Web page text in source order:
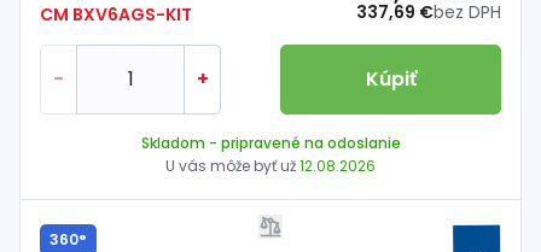
CM BXV6AGS-KIT
337,69 €bez DPH
- + Kúpiť
Skladom - pripravené na odoslanie
U vás môže byť už12.08.2026
360°